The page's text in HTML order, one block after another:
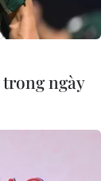
ngày